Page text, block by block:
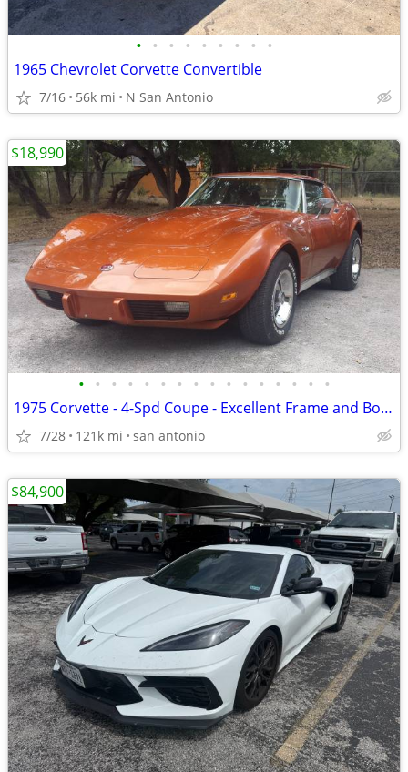
• • • • • • • • •
1965 Chevrolet Corvette Convertible
7/16 56k mi N San Antonio
• • • • • • • • • • • • • • • •
1975 Corvette - 4-Spd Coupe - Excellent Frame and Body
7/28 121k mi san antonio
$18,990
$84,900